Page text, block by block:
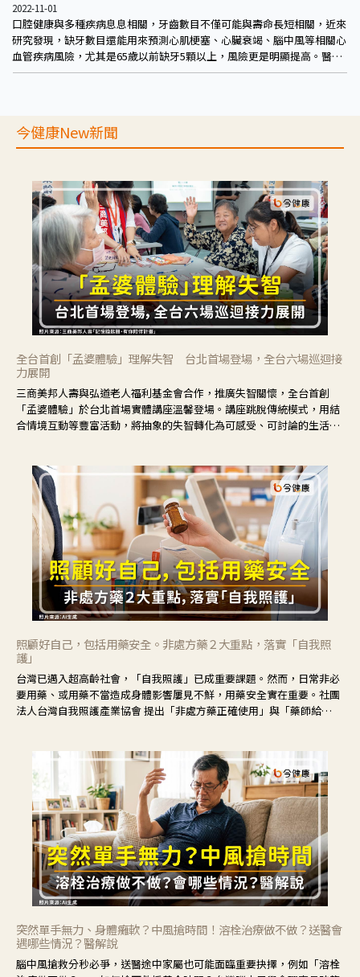
2022-11-01
口腔健康與多種疾病息息相關，牙齒數目不僅可能與壽命長短相關，近來
研究發現，缺牙數目還能用來預測心肌梗塞、心臟衰竭、腦中風等相關心
血管疾病風險，尤其是65歲以前缺牙5顆以上，風險更是明顯提高。醫師
呼籲，做好口腔保健，養「牙也能存健康。為了提醒國人正視口腔健康，
今健康New新聞
全台首創「孟婆體驗」理解失智 台北首場登場，全台六場巡迴接
力展開
三商美邦人壽與弘道老人福利基金會合作，推廣失智關懷，全台首創
「孟婆體驗」於台北首場實體講座溫馨登場。講座跳脫傳統模式，用結
合情境互動等豐富活動，將抽象的失智轉化為可感受、可討論的生活情
照顧好自己，包括用藥安全。非處方藥２大重點，落實「自我照
護」
台灣已邁入超高齡社會，「自我照護」已成重要課題。然而，日常非必
要用藥、或用藥不當造成身體影響屢見不鮮，用藥安全實在重要。社團
法人台灣自我照護產業協會 提出「非處方藥正確使用」與「藥師給
突然單手無力、身體癱軟？中風搶時間！溶栓治療做不做？送醫會
遇哪些情況？醫解說
腦中風搶救分秒必爭，送醫途中家屬也可能面臨重要抉擇，例如「溶栓